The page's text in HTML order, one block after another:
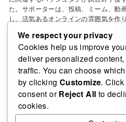
た。サポーターは、投稿、ミーム、動
し、活気あるオンラインの雰囲気を作
は、チームのパフォーマンスに誇り
定や戦術的選択について議論に参加
籍や今後の対戦についての会話を引
ィの情熱的な関与を示しました。 試
された洞察は何でしたか？ 2004年の
ップ後の選手インタビューでは、個
略、試合結果に対する感情的な反応
が明らかになりました。選手たちは
ームダイナミクスについて振り返り、
た影響をより深く理解しました。 パ
We respect your privacy
Cookies help us improve
deliver personalized
traffic. You can choose
by clicking Customize. Click
consent orReject All to
cookies.